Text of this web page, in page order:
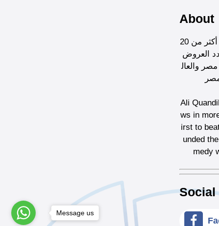
About
علي قنديل هو من أوائل رواد الستاند أب كوميدي في مصر، حيث قدم خلال العشر سنوات الأخيرة 500 عرض في أكثر من 20
العروض
في مصر والعال
Ali
ws in
irst to
unded
medy
Social
Message us